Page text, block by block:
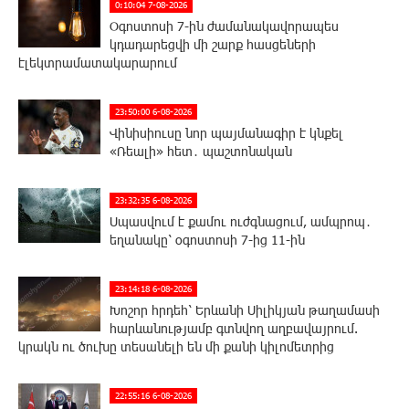
0:10:04 7-08-2026
Օգոստոսի 7-ին ժամանակավորապես
կդադարեցվի մի շարք հասցեների
էլեկտրամատակարարում
23:50:00 6-08-2026
Վինիսիուսը նոր պայմանագիր է կնքել
«Ռեալի» հետ․ պաշտոնական
23:32:35 6-08-2026
Սպասվում է քամու ուժգնացում, ամպրոպ․
եղանակը՝ օգոստոսի 7-ից 11-ին
23:14:18 6-08-2026
Խոշոր հրդեհ՝ Երևանի Սիլիկյան թաղամասի
հարևանությամբ գտնվող աղբավայրում.
կրակն ու ծուխը տեսանելի են մի քանի կիլոմետրից
22:55:16 6-08-2026